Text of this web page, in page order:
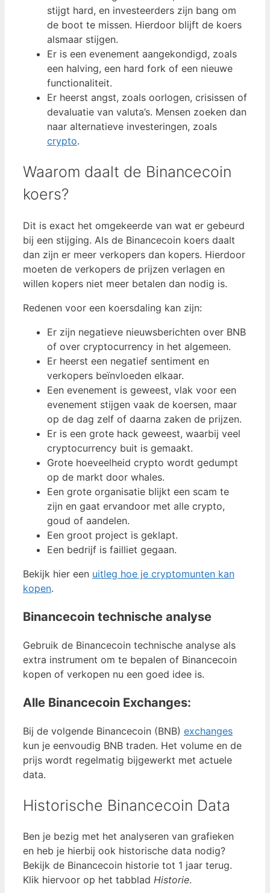
stijgt hard, en investeerders zijn bang om
de boot te missen. Hierdoor blijft de koers
alsmaar stijgen.
Er is een evenement aangekondigd, zoals
een halving, een hard fork of een nieuwe
functionaliteit.
Er heerst angst, zoals oorlogen, crisissen of
devaluatie van valuta’s. Mensen zoeken dan
naar alternatieve investeringen, zoals
crypto.
Waarom daalt de Binancecoin
koers?
Dit is exact het omgekeerde van wat er gebeurd
bij een stijging. Als de Binancecoin koers daalt
dan zijn er meer verkopers dan kopers. Hierdoor
moeten de verkopers de prijzen verlagen en
willen kopers niet meer betalen dan nodig is.
Redenen voor een koersdaling kan zijn:
Er zijn negatieve nieuwsberichten over BNB
of over cryptocurrency in het algemeen.
Er heerst een negatief sentiment en
verkopers beïnvloeden elkaar.
Een evenement is geweest, vlak voor een
evenement stijgen vaak de koersen, maar
op de dag zelf of daarna zaken de prijzen.
Er is een grote hack geweest, waarbij veel
cryptocurrency buit is gemaakt.
Grote hoeveelheid crypto wordt gedumpt
op de markt door whales.
Een grote organisatie blijkt een scam te
zijn en gaat ervandoor met alle crypto,
goud of aandelen.
Een groot project is geklapt.
Een bedrijf is failliet gegaan.
Bekijk hier een uitleg hoe je cryptomunten kan
kopen.
Binancecoin technische analyse
Gebruik de Binancecoin technische analyse als
extra instrument om te bepalen of Binancecoin
kopen of verkopen nu een goed idee is.
Alle Binancecoin Exchanges:
Bij de volgende Binancecoin (BNB) exchanges
kun je eenvoudig BNB traden. Het volume en de
prijs wordt regelmatig bijgewerkt met actuele
data.
Historische Binancecoin Data
Ben je bezig met het analyseren van grafieken
en heb je hierbij ook historische data nodig?
Bekijk de Binancecoin historie tot 1 jaar terug.
Klik hiervoor op het tabblad Historie.